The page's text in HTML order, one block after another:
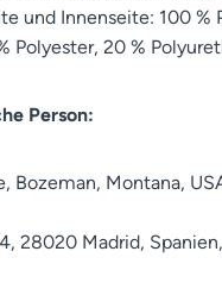
und Innenseite: 100 %
Polyester, 20 %
Person:
Bozeman, Montana,
28020 Madrid,